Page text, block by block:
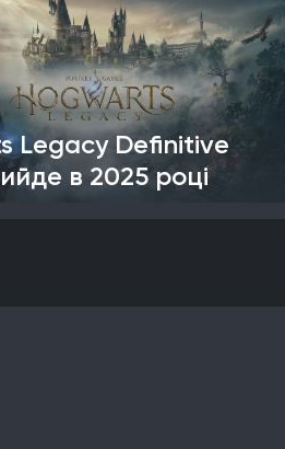
Legacy Definitive
в 2025 році